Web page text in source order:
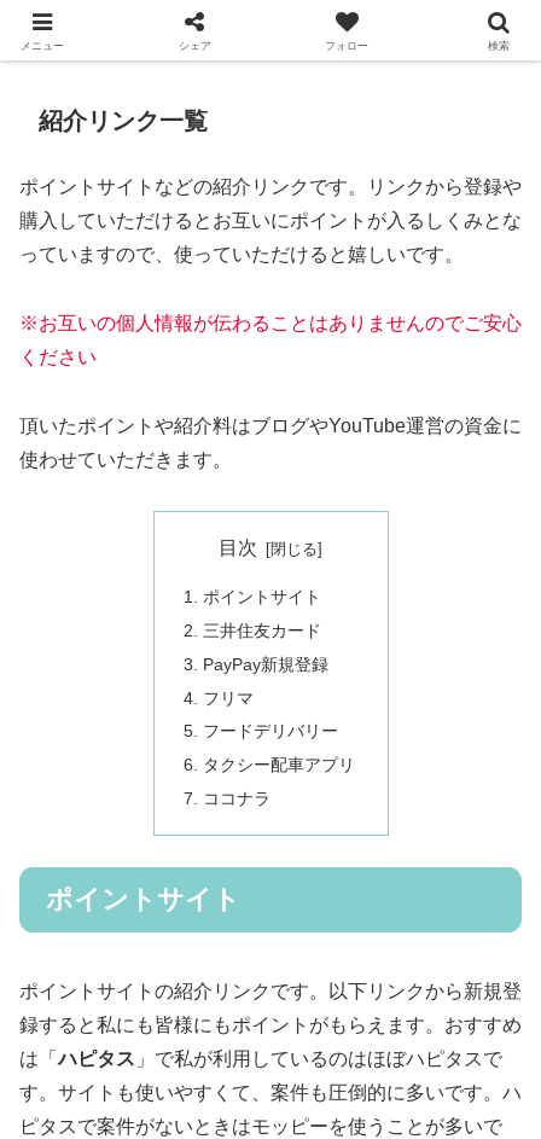
スマっ子のお得キャッシュレス
紹介リンク一覧
ポイントサイトなどの紹介リンクです。リンクから登録や
購入していただけるとお互いにポイントが入るしくみとな
っていますので、使っていただけると嬉しいです。
※お互いの個人情報が伝わることはありませんのでご安心
ください
頂いたポイントや紹介料はブログやYouTube運営の資金に
使わせていただきます。
目次
ポイントサイト
三井住友カード
PayPay新規登録
フリマ
フードデリバリー
タクシー配車アプリ
ココナラ
ポイントサイト
ポイントサイトの紹介リンクです。以下リンクから新規登
録すると私にも皆様にもポイントがもらえます。おすすめ
は「ハピタス 」で私が利用しているのはほぼハピタスで
す。サイトも使いやすくて、案件も圧倒的に多いです。ハ
ピタスで案件がないときはモッピーを使うことが多いで
メニュー シェア フォロー 検索